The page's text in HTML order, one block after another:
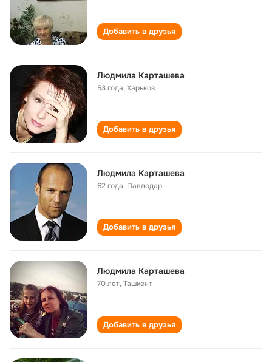
Добавить в друзья
Людмила Карташева
53 года,Харьков
Добавить в друзья
Людмила Карташева
62 года, Павлодар
Добавить в друзья
Людмила Карташева
70 лет,Ташкент
Добавить в друзья